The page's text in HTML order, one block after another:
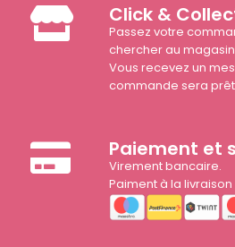
Click &
Passez votre
chercher au
Vous recevez un
commande sera
Paiement et
Virement bancaire.
Paiment à la livraison